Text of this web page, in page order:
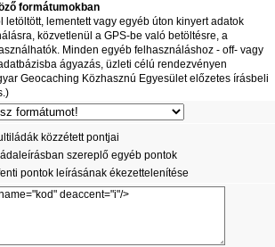
formátumokban
letöltött, lementett vagy egyéb úton kinyert adatok
közvetlenül a GPS-be való betöltésre, a
Minden egyéb felhasználáshoz - off- vagy
ágyazás, üzleti célú rendezvényen
Geocaching Közhasznú Egyesület előzetes írásbeli
közzétett pontjai
szereplő egyéb pontok
pontok leírásának ékezettelenítése